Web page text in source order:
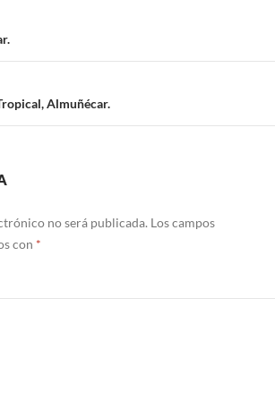
Almuñécar.
no será publicada. Los campos
con *